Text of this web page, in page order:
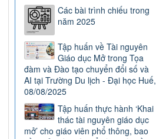
Các bài trình chiếu trong
năm 2025
Tập huấn về Tài nguyên
Giáo dục Mở trong Tọa
đàm và Đào tạo chuyển đổi số và
AI tại Trường Du lịch - Đại học Huế,
08/08/2025
Tập huấn thực hành ‘Khai
thác tài nguyên giáo dục
mở’ cho giáo viên phổ thông, bao